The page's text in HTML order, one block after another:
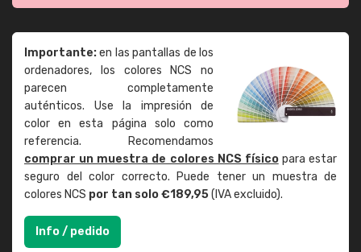
Importante:en las pantallas de los
ordenadores, los colores NCS no
parecen completamente
auténticos. Use la impresión de
color en esta página solo como
referencia. Recomendamos
comprar un muestra de colores NCS físicopara estar
seguro del color correcto. Puede tener un muestra de
colores NCS por tan solo €189,95(IVA excluido).
Info / pedido